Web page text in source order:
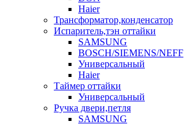
Haier
Трансформатор,конденсатор
Испаритель,тэн оттайки
SAMSUNG
BOSCH/SIEMENS/NEFF
Универсальный
Haier
Таймер оттайки
Универсальный
Ручка двери,петля
SAMSUNG